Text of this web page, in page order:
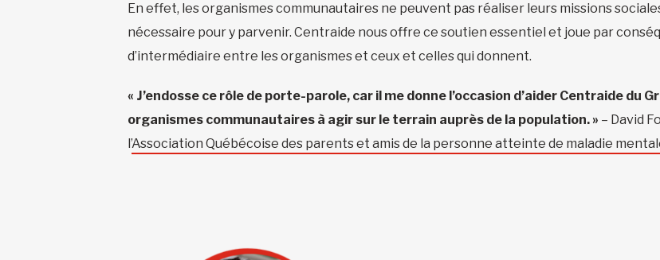
En effet, les organismes communautaires ne peuvent pas réaliser leurs missions
nécessaire pour y parvenir. Centraide nous offre ce soutien essentiel et joue par
d’intermédiaire entre les organismes et ceux et celles qui donnent.
« J’endosse ce rôle de porte-parole, car il me donne l’occasion d’aider Centraide du
organismes communautaires à agir sur le terrain auprès de la population. » – David
l’Association Québécoise des parents et amis de la personne atteinte de maladie